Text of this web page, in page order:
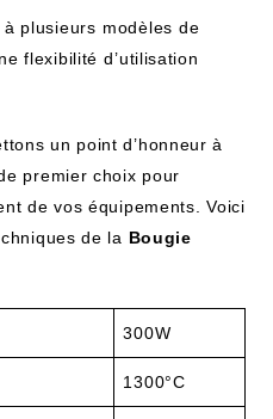
à plusieurs⁣ modèles ⁢de
flexibilité⁣ d’utilisation​
un point d’honneur à
premier choix pour
de vos équipements. Voici
de‌ la Bougie
300W
1300°C